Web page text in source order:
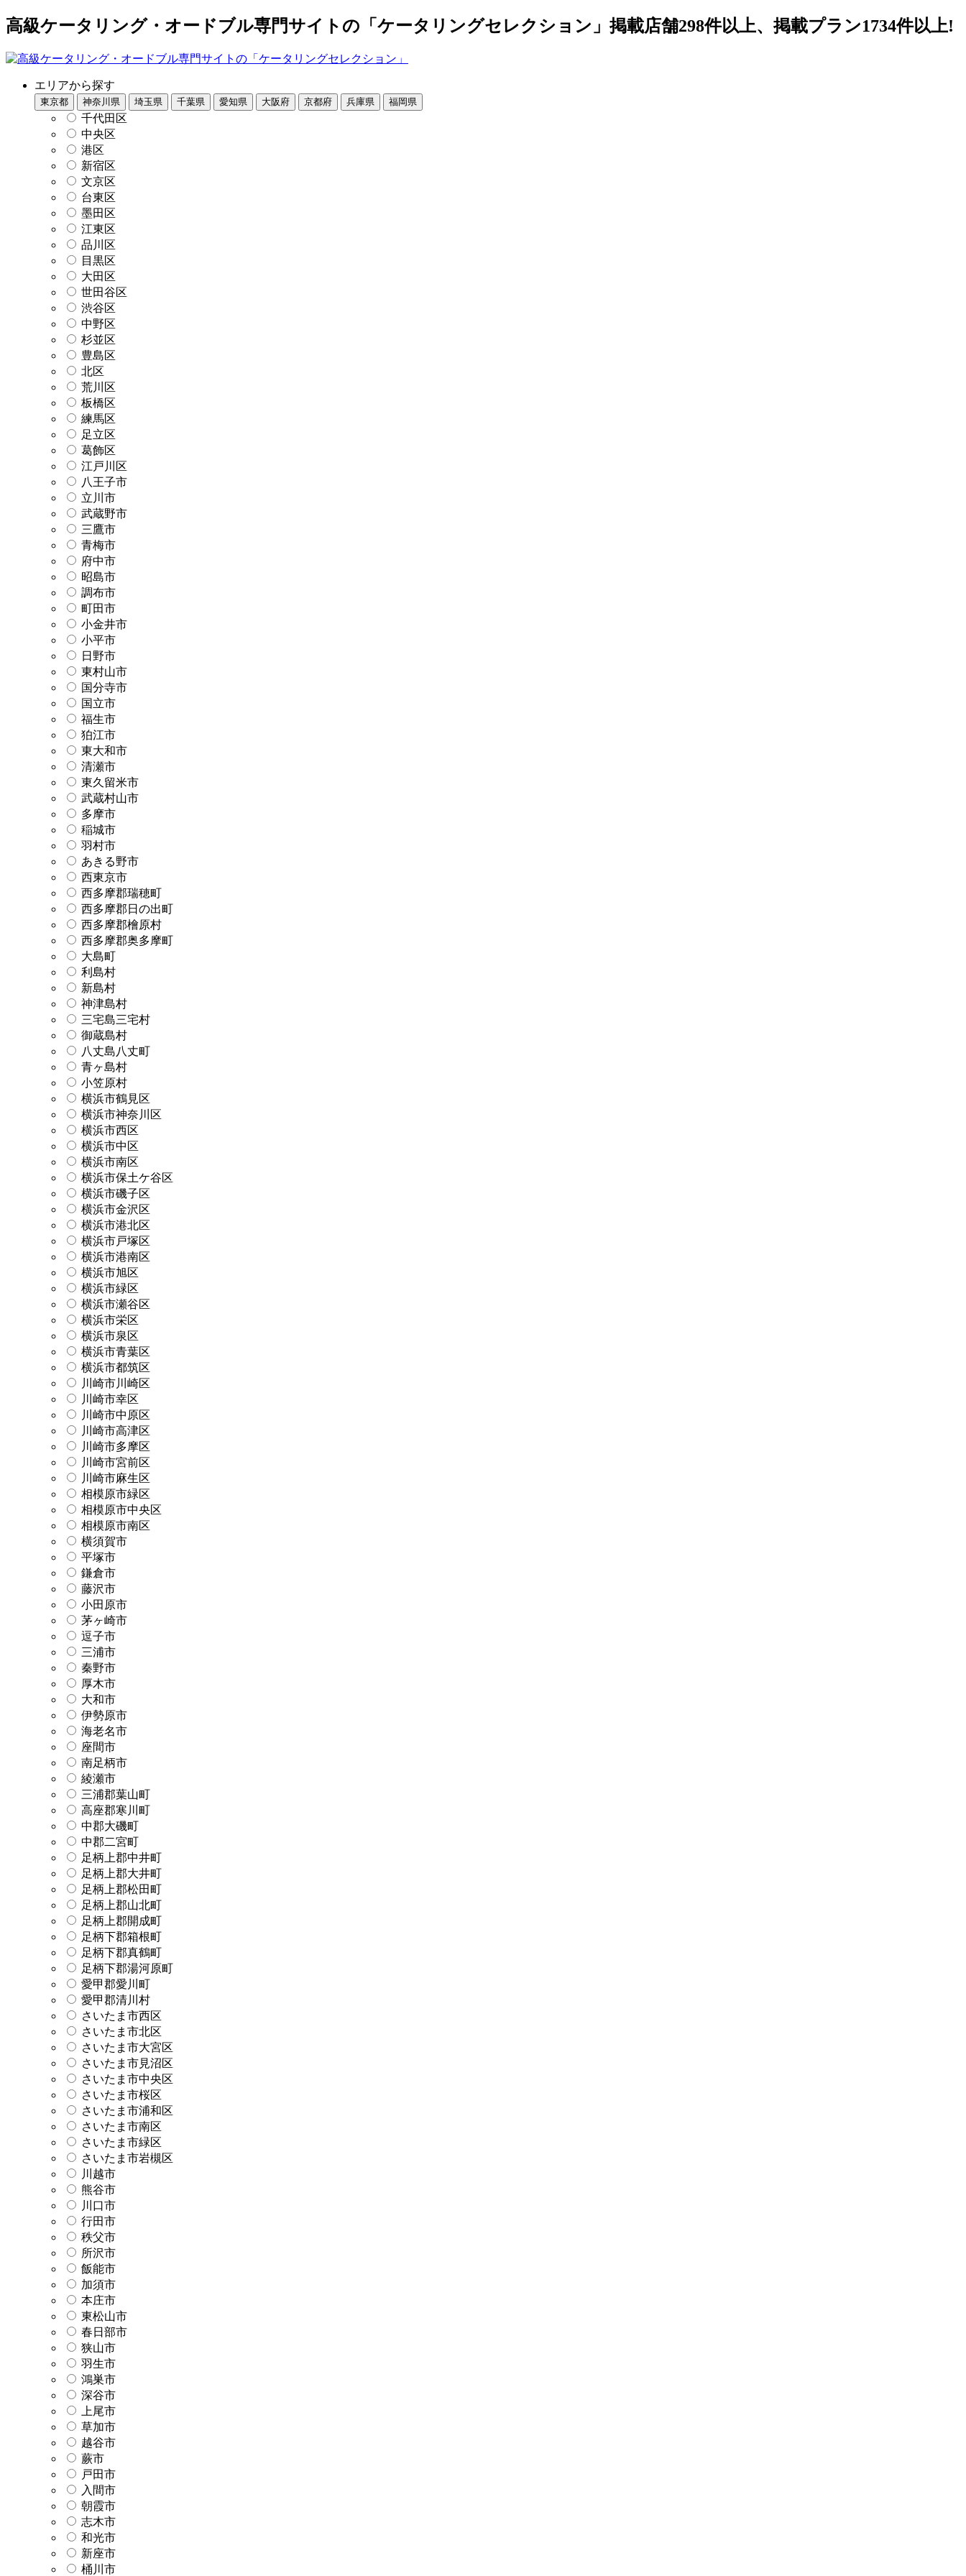
高級ケータリング・オードブル専門サイトの「ケータリングセレクション」掲載店舗298件以上、掲載プラン1734件以上!
エリアから探す
東京都 神奈川県 埼玉県 千葉県 愛知県 大阪府 京都府 兵庫県 福岡県
千代田区
中央区
港区
新宿区
文京区
台東区
墨田区
江東区
品川区
目黒区
大田区
世田谷区
渋谷区
中野区
杉並区
豊島区
北区
荒川区
板橋区
練馬区
足立区
葛飾区
江戸川区
八王子市
立川市
武蔵野市
三鷹市
青梅市
府中市
昭島市
調布市
町田市
小金井市
小平市
日野市
東村山市
国分寺市
国立市
福生市
狛江市
東大和市
清瀬市
東久留米市
武蔵村山市
多摩市
稲城市
羽村市
あきる野市
西東京市
西多摩郡瑞穂町
西多摩郡日の出町
西多摩郡檜原村
西多摩郡奥多摩町
大島町
利島村
新島村
神津島村
三宅島三宅村
御蔵島村
八丈島八丈町
青ヶ島村
小笠原村
横浜市鶴見区
横浜市神奈川区
横浜市西区
横浜市中区
横浜市南区
横浜市保土ケ谷区
横浜市磯子区
横浜市金沢区
横浜市港北区
横浜市戸塚区
横浜市港南区
横浜市旭区
横浜市緑区
横浜市瀬谷区
横浜市栄区
横浜市泉区
横浜市青葉区
横浜市都筑区
川崎市川崎区
川崎市幸区
川崎市中原区
川崎市高津区
川崎市多摩区
川崎市宮前区
川崎市麻生区
相模原市緑区
相模原市中央区
相模原市南区
横須賀市
平塚市
鎌倉市
藤沢市
小田原市
茅ヶ崎市
逗子市
三浦市
秦野市
厚木市
大和市
伊勢原市
海老名市
座間市
南足柄市
綾瀬市
三浦郡葉山町
高座郡寒川町
中郡大磯町
中郡二宮町
足柄上郡中井町
足柄上郡大井町
足柄上郡松田町
足柄上郡山北町
足柄上郡開成町
足柄下郡箱根町
足柄下郡真鶴町
足柄下郡湯河原町
愛甲郡愛川町
愛甲郡清川村
さいたま市西区
さいたま市北区
さいたま市大宮区
さいたま市見沼区
さいたま市中央区
さいたま市桜区
さいたま市浦和区
さいたま市南区
さいたま市緑区
さいたま市岩槻区
川越市
熊谷市
川口市
行田市
秩父市
所沢市
飯能市
加須市
本庄市
東松山市
春日部市
狭山市
羽生市
鴻巣市
深谷市
上尾市
草加市
越谷市
蕨市
戸田市
入間市
朝霞市
志木市
和光市
新座市
桶川市